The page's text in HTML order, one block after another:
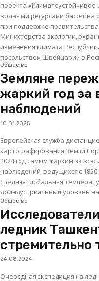
проекта
водными ресурсами бассейна
при поддержке
Министерства экологии,
изменения климата
Общество
Земляне
жаркий год за
наблюдений
10.01.2025
Европейская служба
картографирования Земли
2024 год самым жарким за всю
наблюдений, ведущихся с 1850 года. По данным
средняя глобальная
доиндустриальный уровень на
Общество
ледник
стремительно
24.08.2024
Очередная экспедиция на